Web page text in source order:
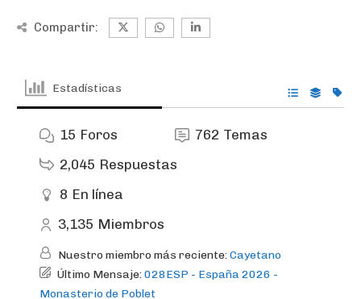
Compartir:
Estadísticas
15 Foros 762 Temas
2,045 Respuestas
8 En línea
3,135 Miembros
Nuestro miembro más reciente:Cayetano
Último Mensaje:028ESP - España 2026 -
Monasterio de Poblet